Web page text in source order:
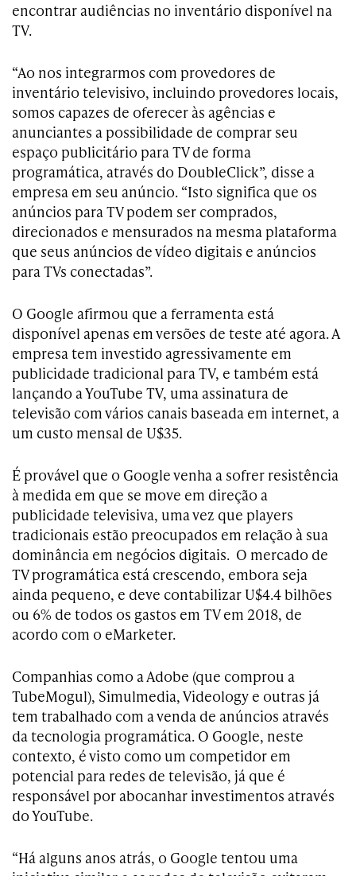
encontrar audiências no inventário disponível na
TV.
“Ao nos integrarmos com provedores de
inventário televisivo, incluindo provedores locais,
somos capazes de oferecer às agências e
anunciantes a possibilidade de comprar seu
espaço publicitário para TV de forma
programática, através do DoubleClick”, disse a
empresa em seu anúncio. “Isto significa que os
anúncios para TV podem ser comprados,
direcionados e mensurados na mesma plataforma
que seus anúncios de vídeo digitais e anúncios
para TVs conectadas”.
O Google afirmou que a ferramenta está
disponível apenas em versões de teste até agora. A
empresa tem investido agressivamente em
publicidade tradicional para TV, e também está
lançando a YouTube TV, uma assinatura de
televisão com vários canais baseada em internet, a
um custo mensal de U$35.
É provável que o Google venha a sofrer resistência
à medida em que se move em direção a
publicidade televisiva, uma vez que players
tradicionais estão preocupados em relação à sua
dominância em negócios digitais. O mercado de
TV programática está crescendo, embora seja
ainda pequeno, e deve contabilizar U$4.4 bilhões
ou 6% de todos os gastos em TV em 2018, de
acordo com o eMarketer.
Companhias como a Adobe (que comprou a
TubeMogul), Simulmedia, Videology e outras já
tem trabalhado com a venda de anúncios através
da tecnologia programática. O Google, neste
contexto, é visto como um competidor em
potencial para redes de televisão, já que é
responsável por abocanhar investimentos através
do YouTube.
“Há alguns anos atrás, o Google tentou uma